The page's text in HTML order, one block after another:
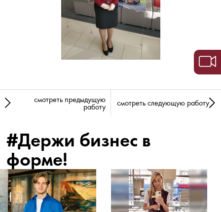
смотреть предыдущую
работу смотреть следующую работу
#Держи бизнес в
форме!